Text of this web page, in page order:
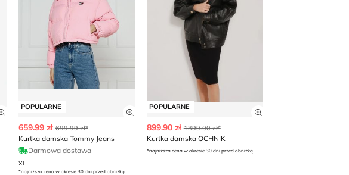
Zobacz szczegóły produktu
POPULARNE
Zobacz szczegóły produktu
659.99 zł 699.99 zł*
Kurtka damska Tommy Jeans
Darmowa dostawa
XL
*najniższa cena w okresie 30 dni przed obniżką
POPULARNE
Zobacz szczegóły
899.90 zł 1399.00 zł*
Kurtka damska OCHNIK
*najniższa cena w okresie 30 dni przed obniżką